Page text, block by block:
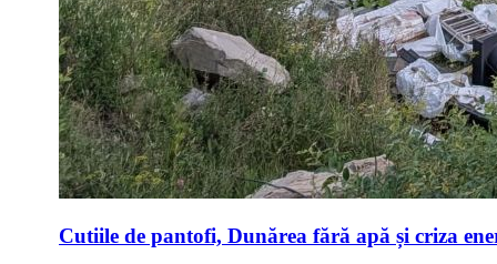
Cutiile de pantofi, Dunărea fără apă și criza